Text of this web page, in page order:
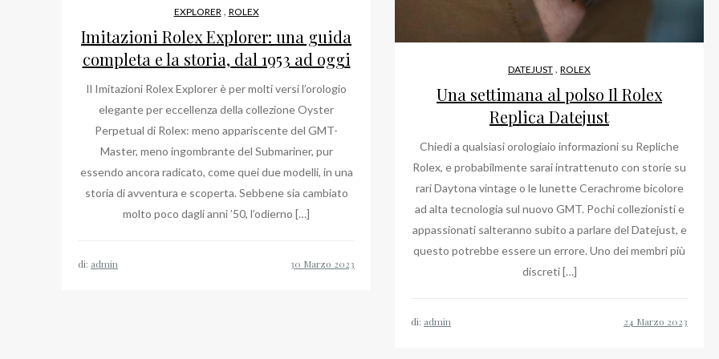
EXPLORER , ROLEX
Imitazioni Rolex Explorer: una guida
completa e la storia, dal 1953 ad oggi
Il Imitazioni Rolex Explorer è per molti versi l’orologio
elegante per eccellenza della collezione Oyster
Perpetual di Rolex: meno appariscente del GMT-
Master, meno ingombrante del Submariner, pur
essendo ancora radicato, come quei due modelli, in una
storia di avventura e scoperta. Sebbene sia cambiato
molto poco dagli anni ’50, l’odierno […]
di: admin
DATEJUST , ROLEX
Una settimana al polso Il Rolex
Replica Datejust
Chiedi a qualsiasi orologiaio informazioni su Repliche
Rolex, e probabilmente sarai intrattenuto con storie su
rari Daytona vintage o le lunette Cerachrome bicolore
ad alta tecnologia sul nuovo GMT. Pochi collezionisti e
appassionati salteranno subito a parlare del Datejust, e
questo potrebbe essere un errore. Uno dei membri più
discreti […]
di: admin